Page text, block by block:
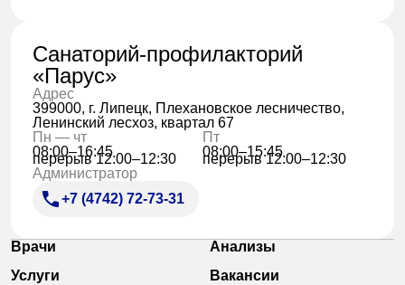
Санаторий-профилакторий
«Парус»
Адрес
399000, г. Липецк, Плехановское лесничество,
Ленинский лесхоз, квартал 67
Пн — чт
08:00–16:45
перерыв 12:00–12:30
Пт
08:00–15:45
перерыв 12:00–12:30
Администратор
+7 (4742) 72-73-31
Врачи
Анализы
Услуги
Вакансии